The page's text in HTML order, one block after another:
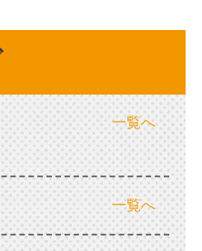
一覧へ
一覧へ